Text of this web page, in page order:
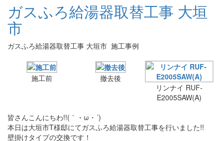
ガスふろ給湯器取替工事 大垣
市
ガスふろ給湯器取替工事 大垣市 施工事例
施工前
撤去後
リンナイ RUF-
E2005SAW(A)
皆さんこんにちわ!!(｀・ω・´)
本日は大垣市T様邸にてガスふろ給湯器取替工事を行いました!!
壁掛けタイプの交換です！